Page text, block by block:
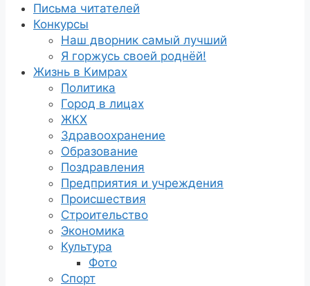
Письма читателей
Конкурсы
Наш дворник самый лучший
Я горжусь своей роднёй!
Жизнь в Кимрах
Политика
Город в лицах
ЖКХ
Здравоохранение
Образование
Поздравления
Предприятия и учреждения
Происшествия
Строительство
Экономика
Культура
Фото
Спорт